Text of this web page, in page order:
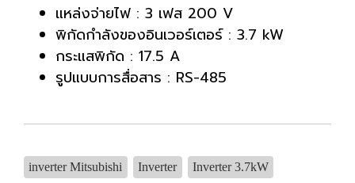
แหล่งจ่ายไฟ : 3 เฟส 200 V
พิกัดกำลังของอินเวอร์เตอร์ : 3.7 kW
กระแสพิกัด : 17.5 A
รูปแบบการสื่อสาร : RS-485
inverter Mitsubishi Inverter Inverter 3.7kW